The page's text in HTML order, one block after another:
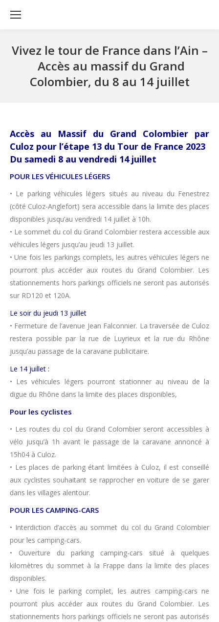
Vivez le tour de France dans l’Ain –
Accès au massif du Grand
Colombier, du 8 au 14 juillet
Accès au Massif du Grand Colombier par
Culoz pour l’étape 13 du Tour de France 2023
Du samedi 8 au vendredi 14 juillet
POUR LES VÉHICULES LÉGERS
• Le parking véhicules légers situés au niveau du Fenestrez
(côté Culoz-Anglefort) sera accessible dans la limite des places
disponibles jusqu’au vendredi 14 juillet à 10h.
• Le sommet du col du Grand Colombier restera accessible aux
véhicules légers jusqu’au jeudi 13 juillet.
• Une fois les parkings complets, les autres véhicules légers ne
pourront plus accéder aux routes du Grand Colombier. Les
stationnements hors parkings officiels ne seront pas autorisés
sur RD120 et 120A.
Le soir du jeudi 13 juillet
• Fermeture de l’avenue Jean Falconnier. La traversée de Culoz
restera possible par la rue de Luyrieux et la rue du Rhône
jusqu’au passage de la caravane publicitaire.
Le 14 juillet :
• Les véhicules légers pourront stationner au niveau de la
digue du Rhône dans la limite des places disponibles,
Pour les cyclistes
• Les routes du col du Grand Colombier seront accessibles à
vélo jusqu’à 1h avant le passage de la caravane annoncé à
15h04 à Culoz.
• Les places de parking étant limitées à Culoz, il est conseillé
aux cyclistes souhaitant se rapprocher en voiture de se garer
dans les villages alentour.
POUR LES CAMPING-CARS
• Interdiction d’accès au sommet du col du Grand Colombier
pour les camping-cars.
• Ouverture du parking camping-cars situé à quelques
kilomètres du sommet à la Frappe dans la limite des places
disponibles.
• Une fois le parking complet, les autres camping-cars ne
pourront plus accéder aux routes du Grand Colombier. Les
stationnements hors parkings officiels ne seront pas autorisés